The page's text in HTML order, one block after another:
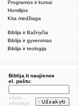
Programos ir kursai
Homilijos
Kita medžiaga
Biblija ir Bažnyčia
Biblija ir gyvenimas
Biblija ir teologija
Biblija.lt naujienos
el. paštu:
»Apie...
»Atsakyti